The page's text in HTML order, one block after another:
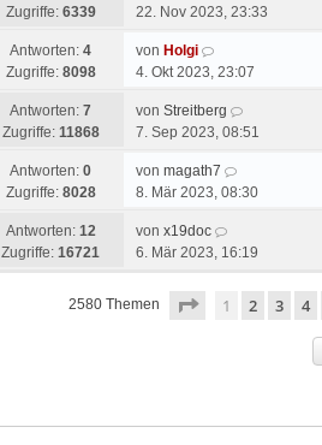
Zugriffe: 6339
22. Nov 2023, 23:33
Antworten: 4
Zugriffe: 8098
von Holgi
4. Okt 2023, 23:07
Antworten: 7
Zugriffe: 11868
von Streitberg
7. Sep 2023, 08:51
Antworten: 0
Zugriffe: 8028
von magath7
8. Mär 2023, 08:30
Antworten: 12
Zugriffe: 16721
von x19doc
6. Mär 2023, 16:19
2580 Themen Seite von52
1 2 3 4